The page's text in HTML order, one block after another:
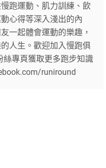
跑運動、肌力訓練、飲
心得等深入淺出的內
一起體會運動的樂趣，
人生。歡迎加入慢跑俱
絲專頁獲取更多跑步知識
runiround